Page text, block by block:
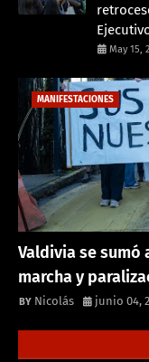
May 15,
MANIFESTACIONES
Valdivia se sumó
marcha y
Nicolás junio 04,